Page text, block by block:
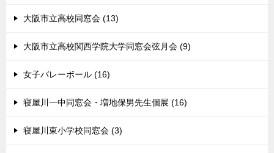
大阪市立高校同窓会 (13)
大阪市立高校関西学院大学同窓会弦月会 (9)
女子バレーボール (16)
寝屋川一中同窓会・増地保男先生個展 (16)
寝屋川東小学校同窓会 (3)